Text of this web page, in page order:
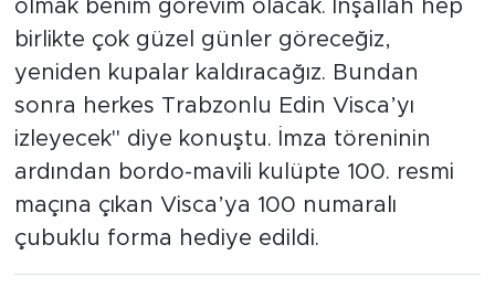
olmak benim görevim olacak. İnşallah hep
birlikte çok güzel günler göreceğiz,
yeniden kupalar kaldıracağız. Bundan
sonra herkes Trabzonlu Edin Visca’yı
izleyecek" diye konuştu. İmza töreninin
ardından bordo-mavili kulüpte 100. resmi
maçına çıkan Visca’ya 100 numaralı
çubuklu forma hediye edildi.